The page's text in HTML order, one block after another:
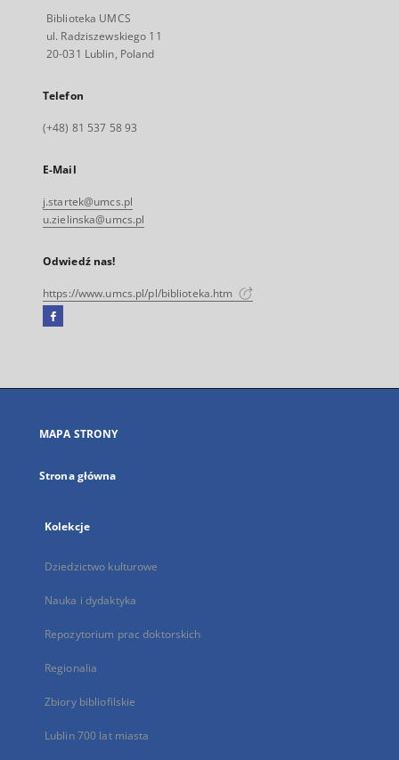
Biblioteka UMCS
ul. Radziszewskiego 11
20-031 Lublin, Poland
Telefon
(+48) 81 537 58 93
E-Mail
j.startek@umcs.pl
u.zielinska@umcs.pl
Odwiedź nas!
https://www.umcs.pl/pl/biblioteka.htm
Facebook
się
karcie
MAPA STRONY
Strona główna
Kolekcje
Dziedzictwo kulturowe
Nauka i dydaktyka
Repozytorium prac doktorskich
Regionalia
Zbiory bibliofilskie
Lublin 700 lat miasta